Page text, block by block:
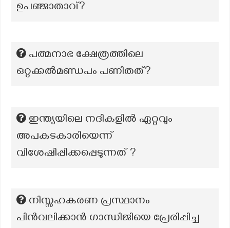
ഉപ‍ഞ്ജാതാവ്?
പത്മനാഭ ക്ഷേത്രത്തിലെ
ഒറ്റക്കൽമണ്ഡപം പണിതത്?
ഇന്ത്യയിലെ നദികളിൽ ഏറ്റവും
അപകടകാരിയെന്ന്
വിശേഷിപ്പിക്കപ്പെടുന്നത് ?
നിസ്സഹകരണ പ്രസ്ഥാനം
പിൻവലിക്കാൻ ഗാന്ധിജിയെ പ്രേരിപ്പിച്ച